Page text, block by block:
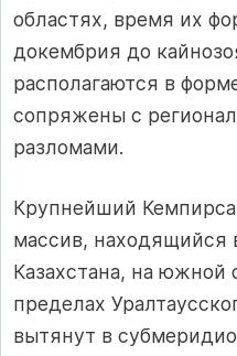
областях, время их
докембрия до
располага­ются в
сопряжены с
разломами.
Крупнейший
массив, находящийся
Казахстана, на южной
пределах
вытянут в